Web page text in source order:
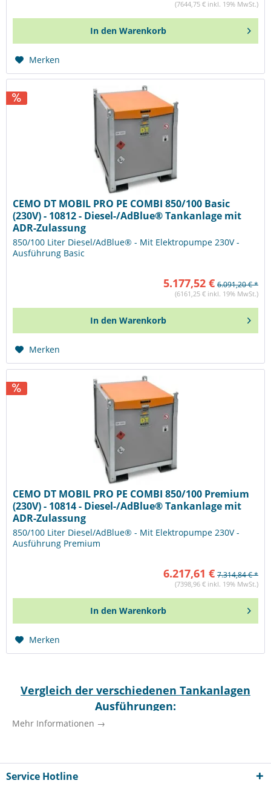
(7644,75 € inkl. 19% MwSt.)
In den Warenkorb
Merken
CEMO DT MOBIL PRO PE COMBI 850/100 Basic
(230V) - 10812 - Diesel-/AdBlue® Tankanlage mit
ADR-Zulassung
850/100 Liter Diesel/AdBlue® - Mit Elektropumpe 230V -
Ausführung Basic
5.177,52 € 6.091,20 € *
(6161,25 € inkl. 19% MwSt.)
In den Warenkorb
Merken
CEMO DT MOBIL PRO PE COMBI 850/100 Premium
(230V) - 10814 - Diesel-/AdBlue® Tankanlage mit
ADR-Zulassung
850/100 Liter Diesel/AdBlue® - Mit Elektropumpe 230V -
Ausführung Premium
6.217,61 € 7.314,84 € *
(7398,96 € inkl. 19% MwSt.)
In den Warenkorb
Merken
Vergleich der verschiedenen Tankanlagen
Ausführungen:
DT MOBIL
PRO ST
Stahl Stahl - / -
Mehr Informationen →
Service Hotline